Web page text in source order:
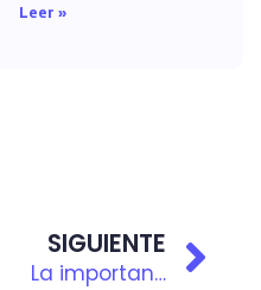
Leer »
SIGUIENTE
La importancia de los Equipos de Trabajo en las Organizaciones